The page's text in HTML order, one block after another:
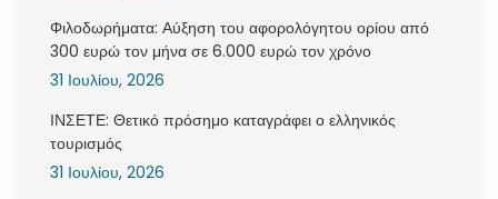
Φιλοδωρήματα: Αύξηση του αφορολόγητου ορίου από
300 ευρώ τον μήνα σε 6.000 ευρώ τον χρόνο
31 Ιουλίου, 2026
ΙΝΣΕΤΕ: Θετικό πρόσημο καταγράφει ο ελληνικός
τουρισμός
31 Ιουλίου, 2026